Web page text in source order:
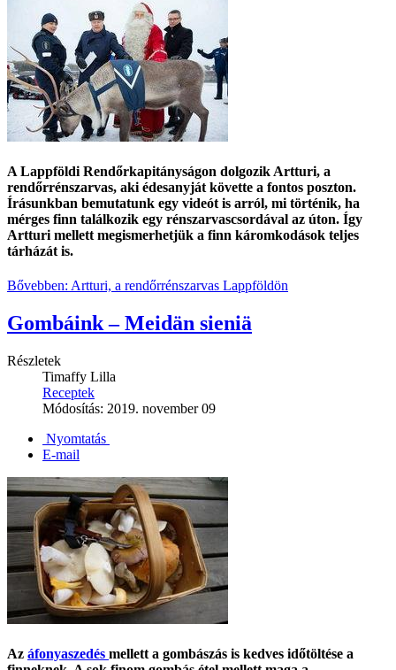
A Lappföldi Rendőrkapitányságon dolgozik Artturi, a
rendőrrénszarvas, aki édesanyját követte a fontos poszton.
Írásunkban bemutatunk egy videót is arról, mi történik, ha
mérges finn találkozik egy rénszarvascsordával az úton. Így
Artturi mellett megismerhetjük a finn káromkodások teljes
tárházát is.
Bővebben: Artturi, a rendőrrénszarvas Lappföldön
Gombáink – Meidän sieniä
Részletek
Timaffy Lilla
Receptek
Módosítás: 2019. november 09
Nyomtatás
E-mail
Az áfonyaszedés mellett a gombászás is kedves időtöltése a